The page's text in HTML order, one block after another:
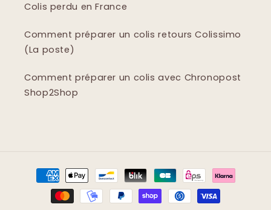
Colis perdu en France
Comment préparer un colis retours Colissimo
(La poste)
Comment préparer un colis avec Chronopost
Shop2Shop
Moyens
paiement